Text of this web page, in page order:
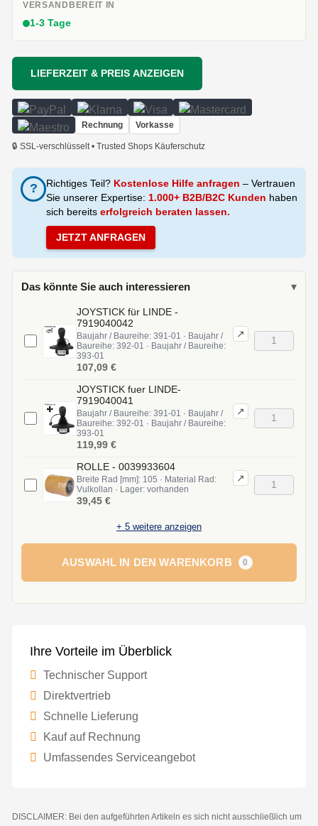
VERSANDBEREIT IN
1-3 Tage
LIEFERZEIT & PREIS ANZEIGEN
Rechnung Vorkasse
🔒 SSL-verschlüsselt • Trusted Shops Käuferschutz
? Richtiges Teil? Kostenlose Hilfe anfragen – Vertrauen
Sie unserer Expertise: 1.000+ B2B/B2C Kunden haben
sich bereits erfolgreich beraten lassen.
JETZT ANFRAGEN
Das könnte Sie auch interessieren ▾
JOYSTICK für LINDE -
7919040042
Baujahr / Baureihe: 391-01 · Baujahr /
Baureihe: 392-01 · Baujahr / Baureihe:
393-01
↗
107,09 €
JOYSTICK fuer LINDE-
7919040041
Baujahr / Baureihe: 391-01 · Baujahr /
Baureihe: 392-01 · Baujahr / Baureihe:
393-01
↗
119,99 €
ROLLE - 0039933604
Breite Rad [mm]: 105 · Material Rad:
Vulkollan · Lager: vorhanden
↗
39,45 €
+ 5 weitere anzeigen
AUSWAHL IN DEN WARENKORB 0
Ihre Vorteile im Überblick
Technischer Support
Direktvertrieb
Schnelle Lieferung
Kauf auf Rechnung
Umfassendes Serviceangebot
DISCLAIMER: Bei den aufgeführten Artikeln es sich nicht ausschließlich um